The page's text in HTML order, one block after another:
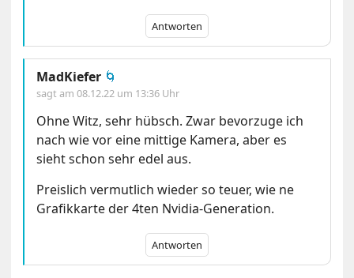
Antworten
MadKiefer 🌀
sagt am08.12.22 um 13:36 Uhr
Ohne Witz, sehr hübsch. Zwar bevorzuge ich
nach wie vor eine mittige Kamera, aber es
sieht schon sehr edel aus.
Preislich vermutlich wieder so teuer, wie ne
Grafikkarte der 4ten Nvidia-Generation.
Antworten